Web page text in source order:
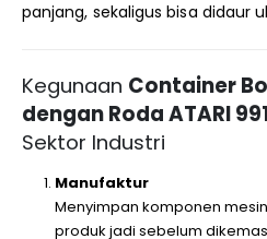
panjang, sekaligus bisa didaur
Kegunaan Container
dengan Roda ATARI
Sektor Industri
Manufaktur
Menyimpan komponen
produk jadi sebelum